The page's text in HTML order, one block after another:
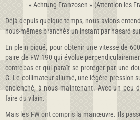
- « Achtung Franzosen » (Attention les
Déjà depuis quelque temps, nous avions
nous-mêmes branchés un instant par hasard
En plein piqué, pour obtenir une vitesse de
paire de FW 190 qui évolue
contrebas et qui paraît se protéger par une
G. Le collimateur allumé, une légère pression
enclenché, à nous maintenant. Avec un peu
faire du vilain.
Mais les FW ont compris la manœuvre. Ils